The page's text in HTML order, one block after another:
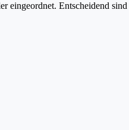
eingeordnet. Entscheidend